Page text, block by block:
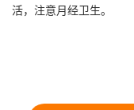
活，注意月经卫生。